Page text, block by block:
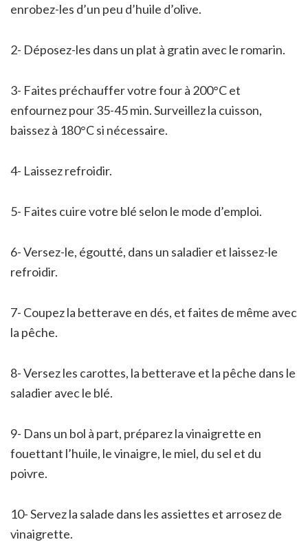
enrobez-les d’un peu d’huile d’olive.
2- Déposez-les dans un plat à gratin avec le romarin.
3- Faites préchauffer votre four à 200°C et
enfournez pour 35-45 min. Surveillez la cuisson,
baissez à 180°C si nécessaire.
4- Laissez refroidir.
5- Faites cuire votre blé selon le mode d’emploi.
6- Versez-le, égoutté, dans un saladier et laissez-le
refroidir.
7- Coupez la betterave en dés, et faites de même avec
la pêche.
8- Versez les carottes, la betterave et la pêche dans le
saladier avec le blé.
9- Dans un bol à part, préparez la vinaigrette en
fouettant l’huile, le vinaigre, le miel, du sel et du
poivre.
10- Servez la salade dans les assiettes et arrosez de
vinaigrette.